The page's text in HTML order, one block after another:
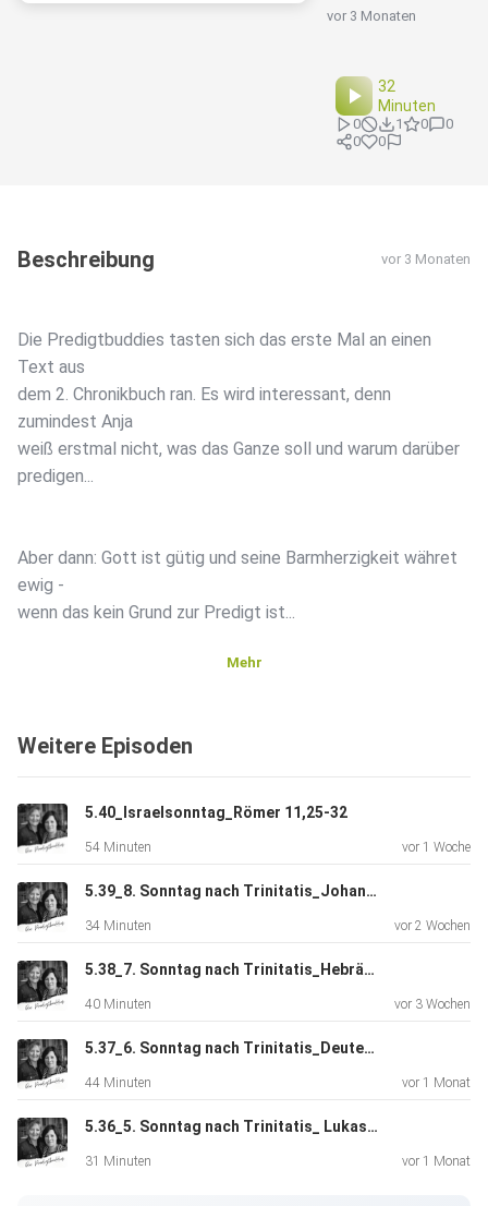
vor 3 Monaten
32
Minuten
0 1 0
0
0
0
Beschreibung vor 3 Monaten
Die Predigtbuddies tasten sich das erste Mal an einen
Text aus
dem 2. Chronikbuch ran. Es wird interessant, denn
zumindest Anja
weiß erstmal nicht, was das Ganze soll und warum darüber
predigen...
Aber dann: Gott ist gütig und seine Barmherzigkeit währet
ewig -
wenn das kein Grund zur Predigt ist...
eine schöne Idee habt, wie der "Gesang mit einer Stimme"
"nicht-Chor-Sänger:innen" umzusetzen sein kann.
Mehr
Weitere Episoden
5.40_Israelsonntag_Römer 11,25-32
54 Minuten vor 1 Woche
5.39_8. Sonntag nach Trinitatis_Johannes 9,1-7
34 Minuten vor 2 Wochen
5.38_7. Sonntag nach Trinitatis_Hebräer 13,1-3
40 Minuten vor 3 Wochen
5.37_6. Sonntag nach Trinitatis_Deuteronomium 7,6-12
44 Minuten vor 1 Monat
5.36_5. Sonntag nach Trinitatis_ Lukas 5,1-11
31 Minuten vor 1 Monat